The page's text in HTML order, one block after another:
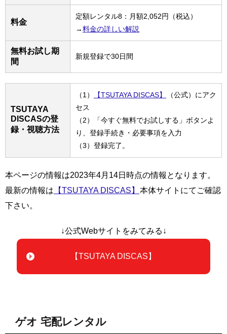
料金
定額レンタル8：月額2,052円（税込）
→料金の詳しい解説
無料お試し期
間
新規登録で30日間
TSUTAYA
DISCASの登
録・視聴方法
（1） 【TSUTAYA DISCAS】
（公式）にアク
セス
（2）「今すぐ無料でお試しする」ボタンよ
り、登録手続き・必要事項を入力
（3）登録完了。
本ページの情報は2023年4月14日時点の情報となります。
最新の情報は 【TSUTAYA DISCAS】 本体サイトにてご確認
下さい。
↓公式Webサイトをみてみる↓
【TSUTAYA DISCAS】
ゲオ 宅配レンタル